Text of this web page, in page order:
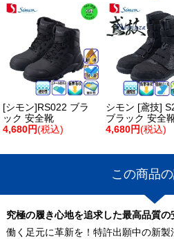
[シモン]RS022 ブラ
ック 安全靴
4,680円(税込)
シモン [鳶技]
ブラック 安全
4,680円(税込)
この商品
究極の履き心地を追求した最高品質
働く足元に革新を！特許出願中の新製